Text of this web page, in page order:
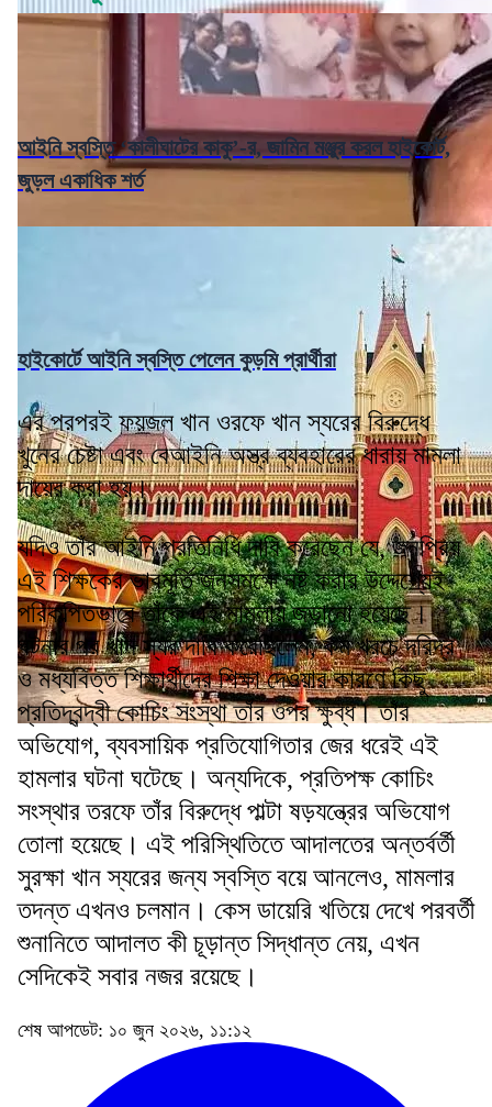
আইনি স্বস্তি ‘কালীঘাটের কাকু’-র, জামিন মঞ্জুর করল হাইকোর্ট,
জুড়ল একাধিক শর্ত
হাইকোর্টে আইনি স্বস্তি পেলেন কুড়মি প্রার্থীরা
এর পরপরই ফয়জল খান ওরফে খান স্যরের বিরুদ্ধে
খুনের চেষ্টা এবং বেআইনি অস্ত্র ব্যবহারের ধারায় মামলা
দায়ের করা হয়।
যদিও তাঁর আইনি প্রতিনিধি দাবি করেছেন যে, জনপ্রিয়
এই শিক্ষকের ভাবমূর্তি জনসমক্ষে নষ্ট করার উদ্দেশ্যেই
পরিকল্পিতভাবে তাঁকে এই মামলায় জড়ানো হয়েছে।
ঘটনার পর খান স্যর দাবি করেছিলেন, কম খরচে দরিদ্র
ও মধ্যবিত্ত শিক্ষার্থীদের শিক্ষা দেওয়ার কারণে কিছু
প্রতিদ্বন্দ্বী কোচিং সংস্থা তাঁর ওপর ক্ষুব্ধ। তাঁর
অভিযোগ, ব্যবসায়িক প্রতিযোগিতার জের ধরেই এই
হামলার ঘটনা ঘটেছে। অন্যদিকে, প্রতিপক্ষ কোচিং
সংস্থার তরফে তাঁর বিরুদ্ধে পাল্টা ষড়যন্ত্রের অভিযোগ
তোলা হয়েছে। এই পরিস্থিতিতে আদালতের অন্তর্বর্তী
সুরক্ষা খান স্যরের জন্য স্বস্তি বয়ে আনলেও, মামলার
তদন্ত এখনও চলমান। কেস ডায়েরি খতিয়ে দেখে পরবর্তী
শুনানিতে আদালত কী চূড়ান্ত সিদ্ধান্ত নেয়, এখন
সেদিকেই সবার নজর রয়েছে।
শেষ আপডেট: ১০ জুন ২০২৬, ১১:১২